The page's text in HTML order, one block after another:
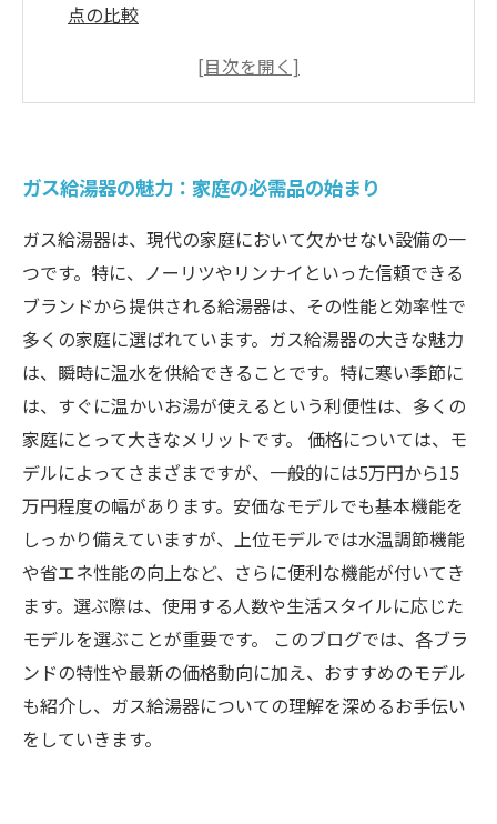
点の比較
最新モデルを探る：ガス給湯器の価格帯と選び
に合った製品とは
専門家が選ぶ、おすすめのガス給湯器モデル5選
未来のガス給湯器：価格動向とこれからの選択
肢
ガス給湯器の魅力：家庭の必需品の始まり
ガス給湯器は、現代の家庭において欠かせない設備の一
つです。特に、ノーリツやリンナイといった信頼できる
ブランドから提供される給湯器は、その性能と効率性で
多くの家庭に選ばれています。ガス給湯器の大きな魅力
は、瞬時に温水を供給できることです。特に寒い季節に
は、すぐに温かいお湯が使えるという利便性は、多くの
家庭にとって大きなメリットです。 価格については、モ
デルによってさまざまですが、一般的には5万円から15
万円程度の幅があります。安価なモデルでも基本機能を
しっかり備えていますが、上位モデルでは水温調節機能
や省エネ性能の向上など、さらに便利な機能が付いてき
ます。選ぶ際は、使用する人数や生活スタイルに応じた
モデルを選ぶことが重要です。 このブログでは、各ブラ
ンドの特性や最新の価格動向に加え、おすすめのモデル
も紹介し、ガス給湯器についての理解を深めるお手伝い
をしていきます。